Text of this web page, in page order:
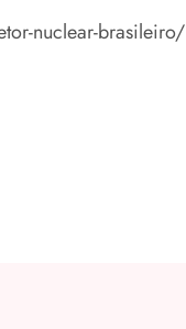
nuclear-brasileiro/